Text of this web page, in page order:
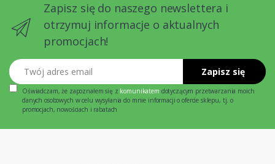
Zapisz się do naszego newslettera i
otrzymuj informacje o aktualnych
promocjach!
Twój adres email
Zapisz się
Oświadczam, że zapoznałem się z komunikatem dotyczącym przetwarzania moich
danych osobowych w celu wysyłania do mnie informacji o ofercie sklepu, tj. o
promocjach, nowościach i rabatach